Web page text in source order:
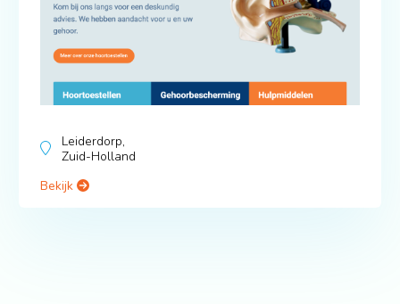
Leiderdorp,
Zuid-Holland
Bekijk